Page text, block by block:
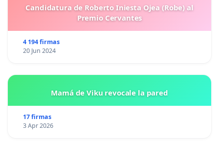
Candidatura de Roberto Iniesta Ojea (Robe) al
Premio Cervantes
4 194 firmas
20 Jun 2024
Mamá de Viku revocale la pared
17 firmas
3 Apr 2026